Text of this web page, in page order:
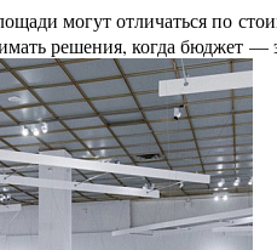
могут отличаться по
решения, когда бюджет —